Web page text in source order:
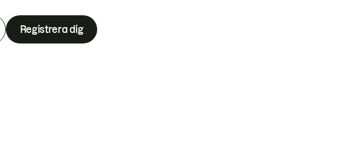
Registrera dig